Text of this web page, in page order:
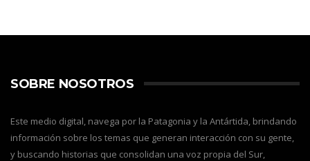
SOBRE NOSOTROS
Este medio digital, navega por la Patagonia y la Antártida, brindando
información sobre los temas que generan interacción con su gente,
y buscando historias que consolidan una voz propia del Sur,